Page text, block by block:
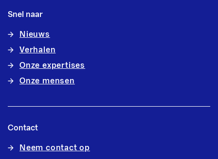
Snel naar
Nieuws
Verhalen
Onze expertises
Onze mensen
Contact
Neem contact op